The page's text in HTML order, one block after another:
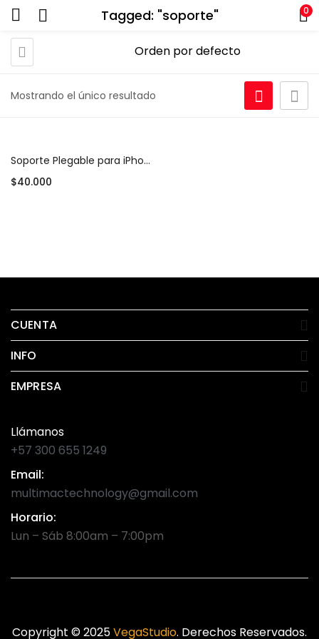
Tagged: "soporte" 0
Mostrando el único resultado
Soporte Plegable para iPhone y Android – Color Plateado
$40.000
CUENTA
INFO
EMPRESA
Llámanos
+57 300 655 1249
Email:
multimactechnology@gmail.com
Horario:
Lun – Sáb 8:00am – 7:00pm
Copyright © 2025VegaStudio. Derechos Reservados.